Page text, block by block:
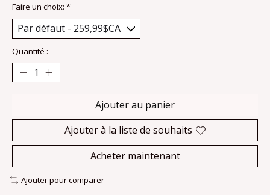
Faire un choix: *
Quantité :
Ajouter au panier
Ajouter à la liste de souhaits
Acheter maintenant
Ajouter pour comparer